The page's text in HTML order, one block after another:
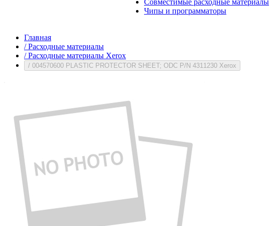
Совместимые расходные материалы
Чипы и программаторы
Главная
/ Расходные материалы
/ Расходные материалы Xerox
/ 004570600 PLASTIC PROTECTOR SHEET; ODC P/N 4311230 Xerox